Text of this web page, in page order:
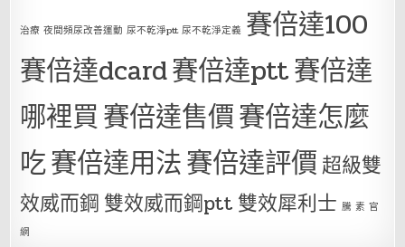
治療 夜間頻尿改善運動 尿不乾淨ptt 尿不乾淨定義 賽倍達100
賽倍達dcard賽倍達ptt賽倍達
哪裡買賽倍達售價賽倍達怎麼
吃賽倍達用法賽倍達評價超級雙
效威而鋼 雙效威而鋼ptt 雙效犀利士 騰 素 官
網